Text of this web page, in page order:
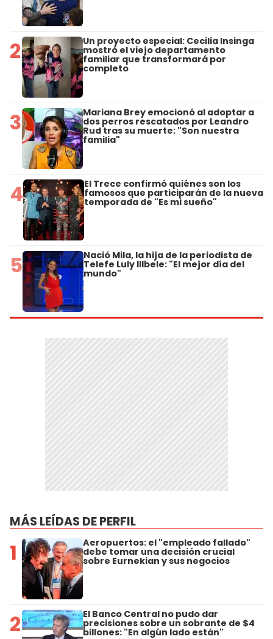
2 Un proyecto especial: Cecilia Insinga
mostró el viejo departamento
familiar que transformará por
completo
3 Mariana Brey emocionó al adoptar a
dos perros rescatados por Leandro
Rud tras su muerte: "Son nuestra
familia"
4 El Trece confirmó quiénes son los
famosos que participarán de la nueva
temporada de "Es mi sueño"
5 Nació Mila, la hija de la periodista de
Telefe Luly Illbele: "El mejor día del
mundo"
MÁS LEÍDAS DE PERFIL
1 Aeropuertos: el "empleado fallado"
debe tomar una decisión crucial
sobre Eurnekian y sus negocios
2 El Banco Central no pudo dar
precisiones sobre un sobrante de $4
billones: "En algún lado están"